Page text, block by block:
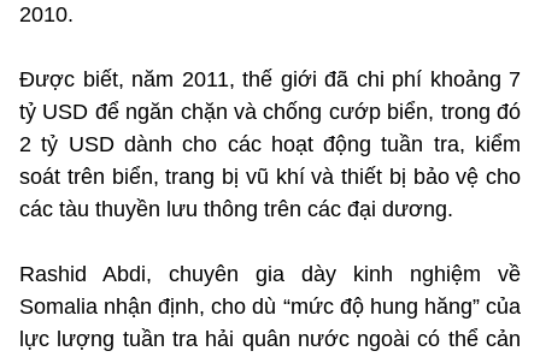
2010.
Được biết, năm 2011, thế giới đã chi phí khoảng 7
tỷ USD để ngăn chặn và chống cướp biển, trong đó
2 tỷ USD dành cho các hoạt động tuần tra, kiểm
soát trên biển, trang bị vũ khí và thiết bị bảo vệ cho
các tàu thuyền lưu thông trên các đại dương.
Rashid Abdi, chuyên gia dày kinh nghiệm về
Somalia nhận định, cho dù “mức độ hung hăng” của
lực lượng tuần tra hải quân nước ngoài có thể cản